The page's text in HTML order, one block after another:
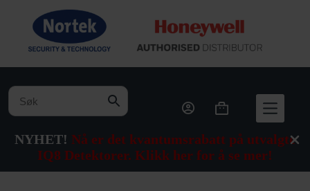
NYHET! Nå er det kvantumsrabatt på utvalgte
IQ8 Detektorer. Klikk her for å se mer!
innholdet
Handlekurv